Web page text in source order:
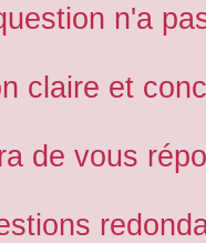
n'a
claire et
de vous